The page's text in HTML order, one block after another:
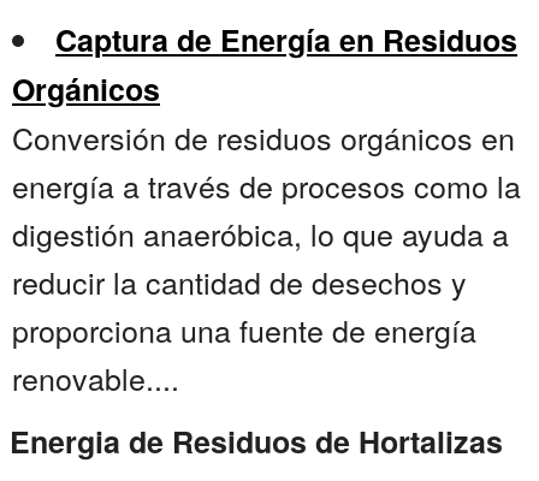
Captura de Energía en Residuos
Orgánicos
Conversión de residuos orgánicos en
energía a través de procesos como la
digestión anaeróbica, lo que ayuda a
reducir la cantidad de desechos y
proporciona una fuente de energía
renovable....
Energia de Residuos de Hortalizas